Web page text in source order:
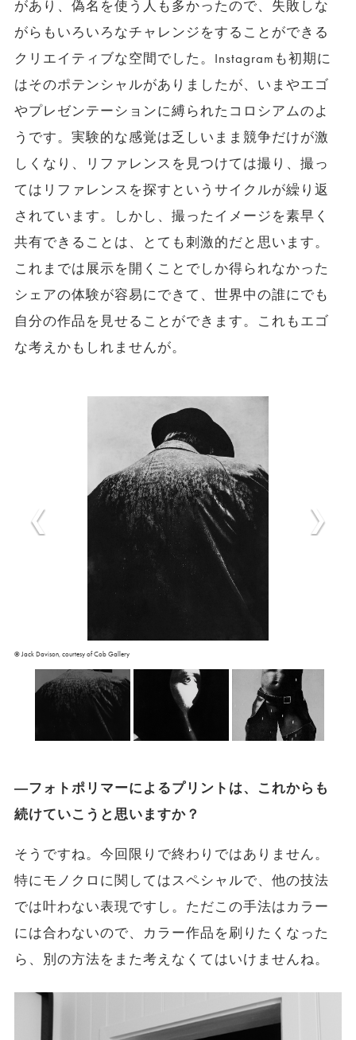
があり、偽名を使う人も多かったので、失敗しな
がらもいろいろなチャレンジをすることができる
クリエイティブな空間でした。Instagramも初期に
はそのポテンシャルがありましたが、いまやエゴ
やプレゼンテーションに縛られたコロシアムのよ
うです。実験的な感覚は乏しいまま競争だけが激
しくなり、リファレンスを見つけては撮り、撮っ
てはリファレンスを探すというサイクルが繰り返
されています。しかし、撮ったイメージを素早く
共有できることは、とても刺激的だと思います。
これまでは展示を開くことでしか得られなかった
シェアの体験が容易にできて、世界中の誰にでも
自分の作品を見せることができます。これもエゴ
な考えかもしれませんが。
©︎ Jack Davison, courtesy of Cob Gallery
―フォトポリマーによるプリントは、これからも
続けていこうと思いますか？
そうですね。今回限りで終わりではありません。
特にモノクロに関してはスペシャルで、他の技法
では叶わない表現ですし。ただこの手法はカラー
には合わないので、カラー作品を刷りたくなった
ら、別の方法をまた考えなくてはいけませんね。